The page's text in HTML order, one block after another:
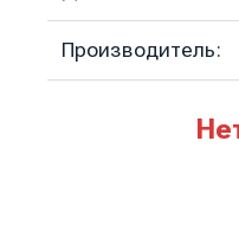
Производитель: